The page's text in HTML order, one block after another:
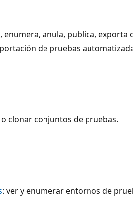
enumera, anula, publica,
de pruebas
clonar conjuntos de pruebas.
: ver y enumerar entornos de